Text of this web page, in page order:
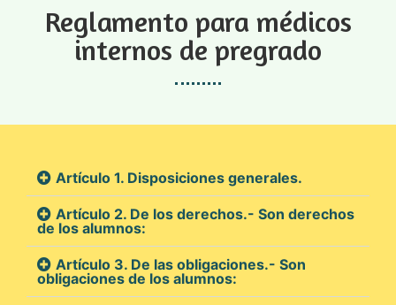
Reglamento para médicos
internos de pregrado
Artículo 1. Disposiciones generales.
Artículo 2. De los derechos.- Son derechos
de los alumnos:
Artículo 3. De las obligaciones.- Son
obligaciones de los alumnos: